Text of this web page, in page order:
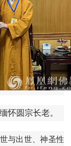
怀圆宗长老。
与出世、神圣性